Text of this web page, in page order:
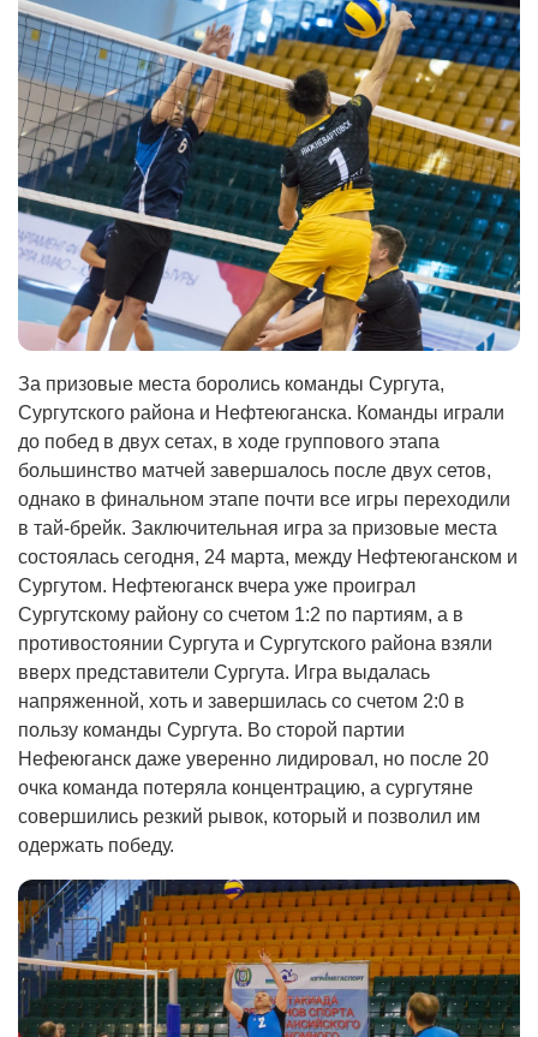
За призовые места боролись команды Сургута,
Сургутского района и Нефтеюганска. Команды играли
до побед в двух сетах, в ходе группового этапа
большинство матчей завершалось после двух сетов,
однако в финальном этапе почти все игры переходили
в тай-брейк. Заключительная игра за призовые места
состоялась сегодня, 24 марта, между Нефтеюганском и
Сургутом. Нефтеюганск вчера уже проиграл
Сургутскому району со счетом 1:2 по партиям, а в
противостоянии Сургута и Сургутского района взяли
вверх представители Сургута. Игра выдалась
напряженной, хоть и завершилась со счетом 2:0 в
пользу команды Сургута. Во сторой партии
Нефеюганск даже уверенно лидировал, но после 20
очка команда потеряла концентрацию, а сургутяне
совершились резкий рывок, который и позволил им
одержать победу.